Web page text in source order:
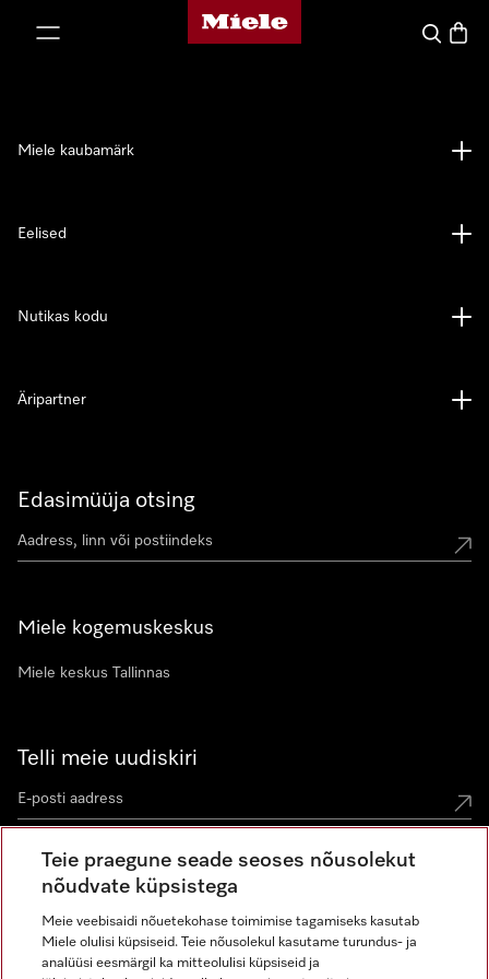
Miele avaleht
Search
Edasimüüja otsing
Miele kogemuskeskus
Miele keskus Tallinnas
Telli meie uudiskiri
Miele kaubamärk
Eelised
Nutikas kodu
Äripartner
Miele Instagramis
Miele Facebookis
Miele Youtube'is
Teie praegune seade seoses nõusolekut
nõudvate küpsistega
Meie veebisaidi nõuetekohase toimimise tagamiseks kasutab
Miele olulisi küpsiseid. Teie nõusolekul kasutame turundus- ja
analüüsi eesmärgil ka mitteolulisi küpsiseid ja